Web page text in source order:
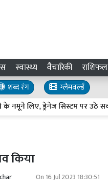
स्वास्थ्य वैचारिकी राशिफल
शब्द रंग
ग्लैमवर्ल्ड
ड्रेनेज सिस्टम पर उठे सवाल
किया
On 16 Jul 2023 18:30:51